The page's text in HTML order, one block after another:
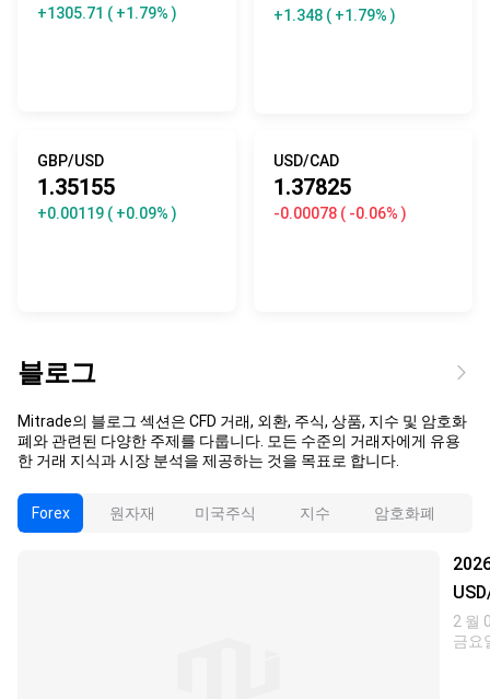
+1305.71 ( +1.79% ) +1.348 ( +1.79% )
GBP/USD
1.35155
+0.00119 ( +0.09% )
USD/CAD
1.37825
-0.00078 ( -0.06% )
블로그
Mitrade의 블로그 섹션은 CFD 거래, 외환, 주식, 상품, 지수 및 암호화
폐와 관련된 다양한 주제를 다룹니다. 모든 수준의 거래자에게 유용
한 거래 지식과 시장 분석을 제공하는 것을 목표로 합니다.
Forex 원자재 미국주식 지수 암호화폐
시
및
2 월
금요